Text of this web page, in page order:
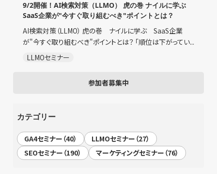
9/2開催！AI検索対策（LLMO） 虎の巻 ナイルに学ぶ
SaaS企業が"今すぐ取り組むべき"ポイントとは？
AI検索対策（LLMO） 虎の巻 ナイルに学ぶ SaaS企業
が"今すぐ取り組むべき"ポイントとは？ 「順位は下がってい...
LLMOセミナー
参加者募集中
カテゴリー
GA4セミナー（40）
LLMOセミナー（27）
SEOセミナー（190）
マーケティングセミナー（76）